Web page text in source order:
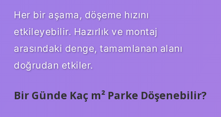
Her bir aşama, döşeme hızını
etkileyebilir. Hazırlık ve montaj
arasındaki denge, tamamlanan alanı
doğrudan etkiler.
Bir Günde Kaç m² Parke Döşenebilir?